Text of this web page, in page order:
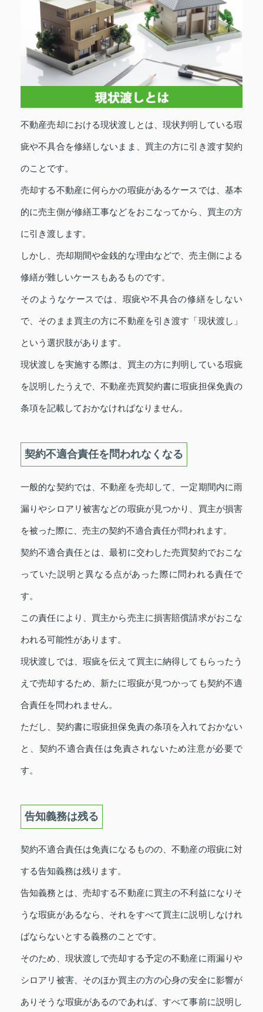
不動産売却における現状渡しとは、現状判明している瑕
疵や不具合を修繕しないまま、買主の方に引き渡す契約
のことです。
売却する不動産に何らかの瑕疵があるケースでは、基本
的に売主側が修繕工事などをおこなってから、買主の方
に引き渡します。
しかし、売却期間や金銭的な理由などで、売主側による
修繕が難しいケースもあるものです。
そのようなケースでは、瑕疵や不具合の修繕をしない
で、そのまま買主の方に不動産を引き渡す「現状渡し」
という選択肢があります。
現状渡しを実施する際は、買主の方に判明している瑕疵
を説明したうえで、不動産売買契約書に瑕疵担保免責の
条項を記載しておかなければなりません。
契約不適合責任を問われなくなる
一般的な契約では、不動産を売却して、一定期間内に雨
漏りやシロアリ被害などの瑕疵が見つかり、買主が損害
を被った際に、売主の契約不適合責任が問われます。
契約不適合責任とは、最初に交わした売買契約でおこな
っていた説明と異なる点があった際に問われる責任で
す。
この責任により、買主から売主に損害賠償請求がおこな
われる可能性があります。
現状渡しでは、瑕疵を伝えて買主に納得してもらったう
えで売却するため、新たに瑕疵が見つかっても契約不適
合責任を問われません。
ただし、契約書に瑕疵担保免責の条項を入れておかない
と、契約不適合責任は免責されないため注意が必要で
す。
告知義務は残る
契約不適合責任は免責になるものの、不動産の瑕疵に対
する告知義務は残ります。
告知義務とは、売却する不動産に買主の不利益になりそ
うな瑕疵があるなら、それをすべて買主に説明しなけれ
ばならないとする義務のことです。
そのため、現状渡しで売却する予定の不動産に雨漏りや
シロアリ被害、そのほか買主の方の心身の安全に影響が
ありそうな瑕疵があるのであれば、すべて事前に説明し